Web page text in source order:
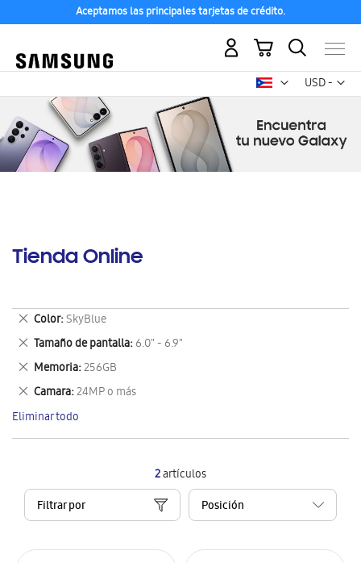
Aceptamos las principales tarjetas de crédito.
USD -
dólar
Mi carrito
Tienda Online
2artículos
Filtrar por
Color SkyBlue
Eliminar
este
artículo
Tamaño de pantalla 6.0" - 6.9"
Eliminar
este
artículo
Memoria 256GB
Eliminar
este
artículo
Camara 24MP o más
Eliminar
este
artículo
Eliminar todo